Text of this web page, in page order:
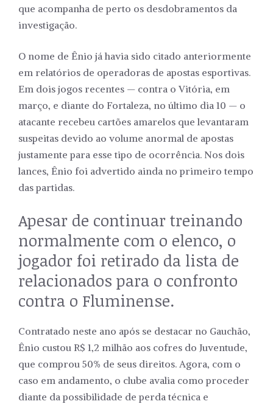
que acompanha de perto os desdobramentos da
investigação.
O nome de Ênio já havia sido citado anteriormente
em relatórios de operadoras de apostas esportivas.
Em dois jogos recentes — contra o Vitória, em
março, e diante do Fortaleza, no último dia 10 — o
atacante recebeu cartões amarelos que levantaram
suspeitas devido ao volume anormal de apostas
justamente para esse tipo de ocorrência. Nos dois
lances, Ênio foi advertido ainda no primeiro tempo
das partidas.
Apesar de continuar treinando
normalmente com o elenco, o
jogador foi retirado da lista de
relacionados para o confronto
contra o Fluminense.
Contratado neste ano após se destacar no Gauchão,
Ênio custou R$ 1,2 milhão aos cofres do Juventude,
que comprou 50% de seus direitos. Agora, com o
caso em andamento, o clube avalia como proceder
diante da possibilidade de perda técnica e